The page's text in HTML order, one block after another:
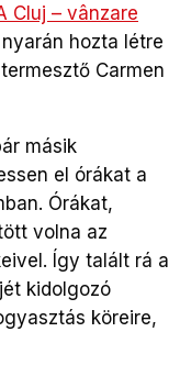
Cluj – vânzare
hozta létre
Carmen
másik
el órákat a
Órákat,
volna az
Így talált rá a
kidolgozó
köreire,